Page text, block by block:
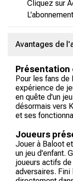
Cliquez sur
Avantages de
Pour les fans de
expérience de
en quête d'un
désormais vers
et ses
Joueurs
Jouer à Baloot
un jeu d'enfant.
joueurs actifs
adversaires.